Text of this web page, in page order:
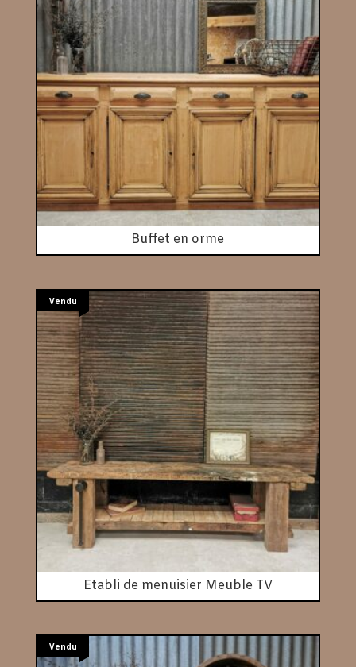
Buffet en orme
Vendu
Etabli de menuisier Meuble TV
Vendu